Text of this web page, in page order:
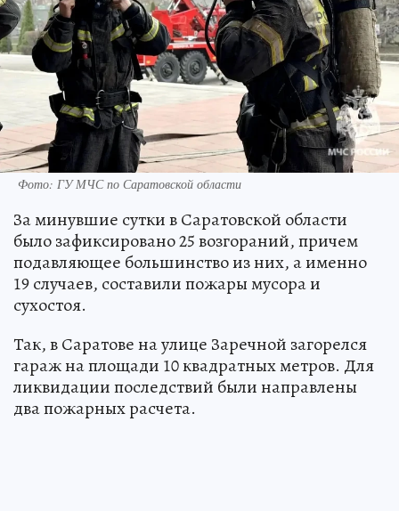
Фото: ГУ МЧС по Саратовской области
За минувшие сутки в Саратовской области
было зафиксировано 25 возгораний, причем
подавляющее большинство из них, а именно
19 случаев, составили пожары мусора и
сухостоя.
Так, в Саратове на улице Заречной загорелся
гараж на площади 10 квадратных метров. Для
ликвидации последствий были направлены
два пожарных расчета.